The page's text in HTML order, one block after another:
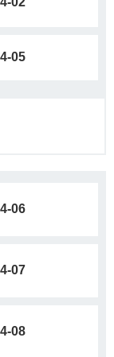
05
06
07
08